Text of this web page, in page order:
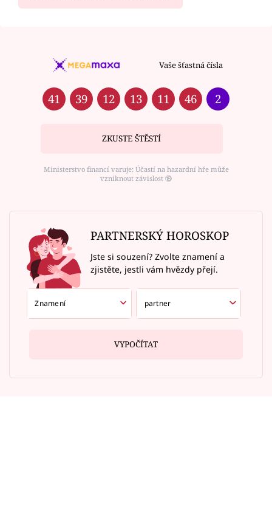
Vaše šťastná čísla
41 39 12 13 11 46 2
ZKUSTE ŠTĚSTÍ
Ministerstvo financí varuje: Účastí na hazardní hře může
vzniknout závislost ⑱
PARTNERSKÝ HOROSKOP
Jste si souzení? Zvolte znamení a
zjistěte, jestli vám hvězdy přejí.
VYPOČÍTAT